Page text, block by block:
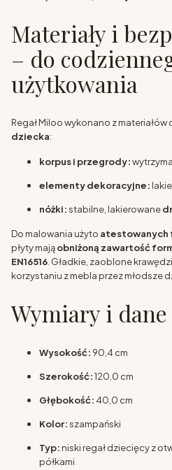
Materiały i
– do
użytkowania
Regał Miloo wykonano z
dziecka:
korpus i przegrody:
elementy dekoracyjne:
nóżki:stabilne, lakierowane
Do malowania użyto atestowanych
płyty mająobniżoną zawartość
EN16516 . Gładkie, zaoblone
korzystaniu z mebla przez młodsze
Wymiary i
Wysokość: 90,4 cm
Szerokość:120,0 cm
Głębokość: 40,0 cm
Kolor:szampański
Typ: niski regał dziecięcy z
półkami